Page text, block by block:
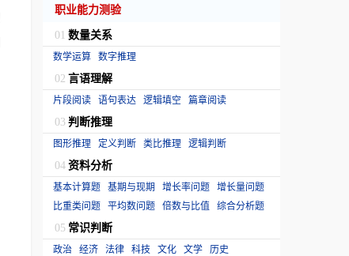
职业能力测验
01 数量关系
数学运算 数字推理
02 言语理解
片段阅读 语句表达 逻辑填空 篇章阅读
03 判断推理
图形推理 定义判断 类比推理 逻辑判断
04 资料分析
基本计算题 基期与现期 增长率问题 增长量问题
比重类问题 平均数问题 倍数与比值 综合分析题
05 常识判断
政治 经济 法律 科技 文化 文学 历史